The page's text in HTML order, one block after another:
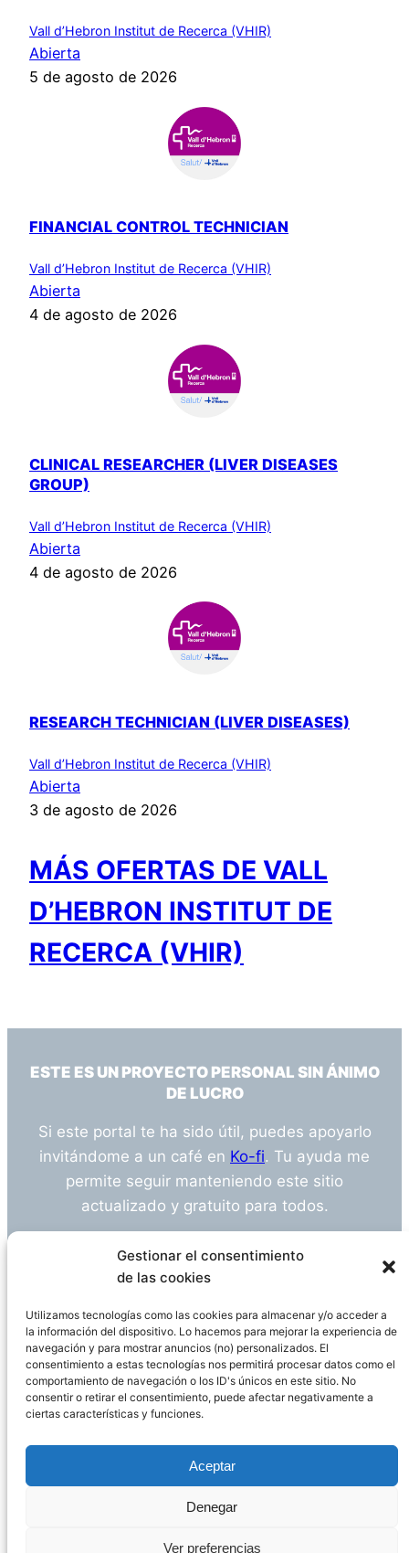
Gestionar el consentimiento
de las cookies
Utilizamos tecnologías como las cookies para almacenar y/o acceder a
la información del dispositivo. Lo hacemos para mejorar la experiencia de
navegación y para mostrar anuncios (no) personalizados. El
consentimiento a estas tecnologías nos permitirá procesar datos como el
comportamiento de navegación o los ID's únicos en este sitio. No
consentir o retirar el consentimiento, puede afectar negativamente a
ciertas características y funciones.
Aceptar
Denegar
Ver preferencias
Vall d’Hebron Institut de Recerca (VHIR)
Abierta
5 de agosto de 2026
FINANCIAL CONTROL TECHNICIAN
Vall d’Hebron Institut de Recerca (VHIR)
Abierta
4 de agosto de 2026
CLINICAL RESEARCHER (LIVER DISEASES
GROUP)
Vall d’Hebron Institut de Recerca (VHIR)
Abierta
4 de agosto de 2026
RESEARCH TECHNICIAN (LIVER DISEASES)
Vall d’Hebron Institut de Recerca (VHIR)
Abierta
3 de agosto de 2026
MÁS OFERTAS DE VALL
D’HEBRON INSTITUT DE
RECERCA (VHIR)
ESTE ES UN PROYECTO PERSONAL SIN ÁNIMO
DE LUCRO
Si este portal te ha sido útil, puedes apoyarlo
invitándome a un café en Ko-fi. Tu ayuda me
permite seguir manteniendo este sitio
actualizado y gratuito para todos.
¿Tienes alguna duda o sugerencia? Escríbeme
info@empleosanitarioinvestigacion.es
Descargo de Responsabilidad
Declaración de Privacidad Política de cookies
WordPress
Página administrada por Javier Ripoll